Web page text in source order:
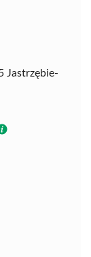
Jastrzębie-